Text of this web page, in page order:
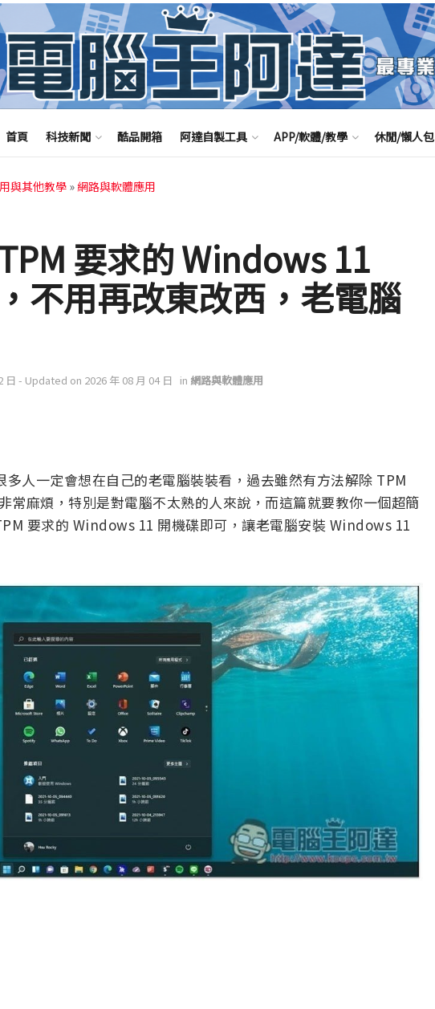
首頁 科技新聞 酷品開箱 阿達自製工具 APP/軟體/教學 休閒/懶人包
與其他教學 »網路與軟體應用
要求的 Windows 11
不用再改東改西，老電腦
日 - Updated on 2026 年 08 月 04 日 in 網路與軟體應用
人一定會想在自己的老電腦裝裝看，過去雖然有方法解除 TPM
常麻煩，特別是對電腦不太熟的人來說，而這篇就要教你一個超簡
要求的 Windows 11 開機碟即可，讓老電腦安裝 Windows 11